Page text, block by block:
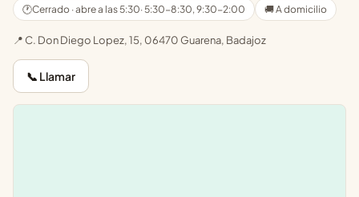
🕐Cerrado · abre a las 5:30· 5:30-8:30, 9:30-2:00 🚚 A domicilio
📍 C. Don Diego Lopez, 15, 06470 Guarena, Badajoz
📞 Llamar